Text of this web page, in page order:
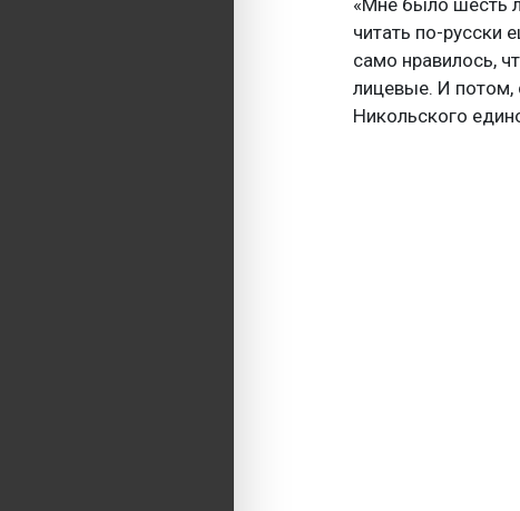
«Мне было шесть
читать по-русски
само нравилось,
лицевые. И потом,
Никольского